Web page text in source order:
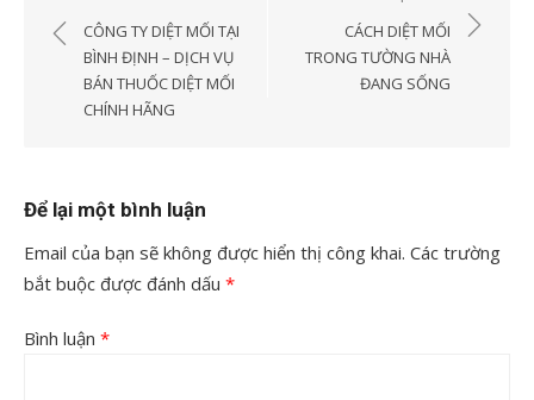
hướng
viết
CÔNG TY DIỆT MỐI TẠI
BÌNH ĐỊNH – DỊCH VỤ
BÁN THUỐC DIỆT MỐI
CHÍNH HÃNG
CÁCH DIỆT MỐI
TRONG TƯỜNG NHÀ
ĐANG SỐNG
Để lại một bình luận
Email của bạn sẽ không được hiển thị công khai. Các trường
bắt buộc được đánh dấu *
Bình luận *